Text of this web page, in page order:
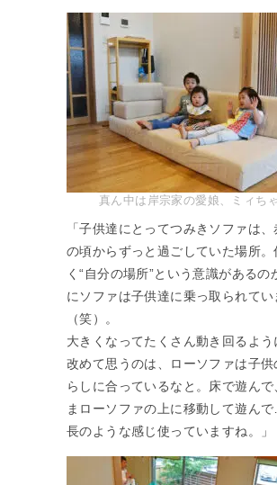
真ん中は岸宗家の愛娘、ミィちゃ
「子供達にとってつみきソファは
の頃からずっと過ごしていた場所。
く“自分の場所”という意識があるの
にソファは子供達に乗っ取られてい
（笑）。
大きくなってたくさん動き回るよう
改めて思うのは、ローソファは子供
らしに合っているなと。床で遊んで
まローソファの上に移動して遊ん
長のような感じ使っていますね。」